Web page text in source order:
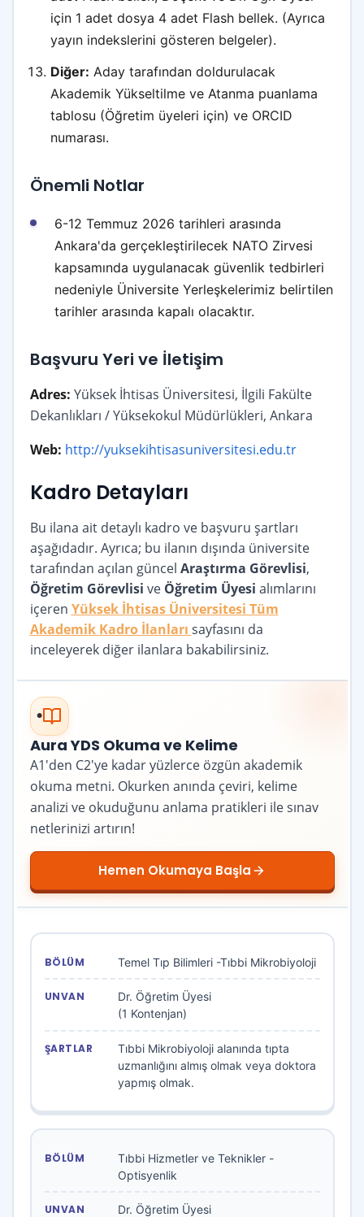
için 1 adet dosya 4 adet Flash bellek. (Ayrıca
yayın indekslerini gösteren belgeler).
Diğer: Aday tarafından doldurulacak
Akademik Yükseltilme ve Atanma puanlama
tablosu (Öğretim üyeleri için) ve ORCID
numarası.
Önemli Notlar
6-12 Temmuz 2026 tarihleri arasında
Ankara'da gerçekleştirilecek NATO Zirvesi
kapsamında uygulanacak güvenlik tedbirleri
nedeniyle Üniversite Yerleşkelerimiz belirtilen
tarihler arasında kapalı olacaktır.
Başvuru Yeri ve İletişim
Adres: Yüksek İhtisas Üniversitesi, İlgili Fakülte
Dekanlıkları / Yüksekokul Müdürlükleri, Ankara
Web: http://yuksekihtisasuniversitesi.edu.tr
Kadro Detayları
Bu ilana ait detaylı kadro ve başvuru şartları
aşağıdadır. Ayrıca; bu ilanın dışında üniversite
tarafından açılan güncel Araştırma Görevlisi,
Öğretim Görevlisi ve Öğretim Üyesi alımlarını
içeren Yüksek İhtisas Üniversitesi Tüm
Akademik Kadro İlanları sayfasını da
inceleyerek diğer ilanlara bakabilirsiniz.
Aura YDS Okuma ve Kelime
A1'den C2'ye kadar yüzlerce özgün akademik
okuma metni. Okurken anında çeviri, kelime
analizi ve okuduğunu anlama pratikleri ile sınav
netlerinizi artırın!
Hemen Okumaya Başla
Temel Tıp Bilimleri -Tıbbi Mikrobiyoloji
Dr. Öğretim Üyesi
(1 Kontenjan)
Tıbbi Mikrobiyoloji alanında tıpta
uzmanlığını almış olmak veya doktora
yapmış olmak.
Tıbbi Hizmetler ve Teknikler -
Optisyenlik
Dr. Öğretim Üyesi